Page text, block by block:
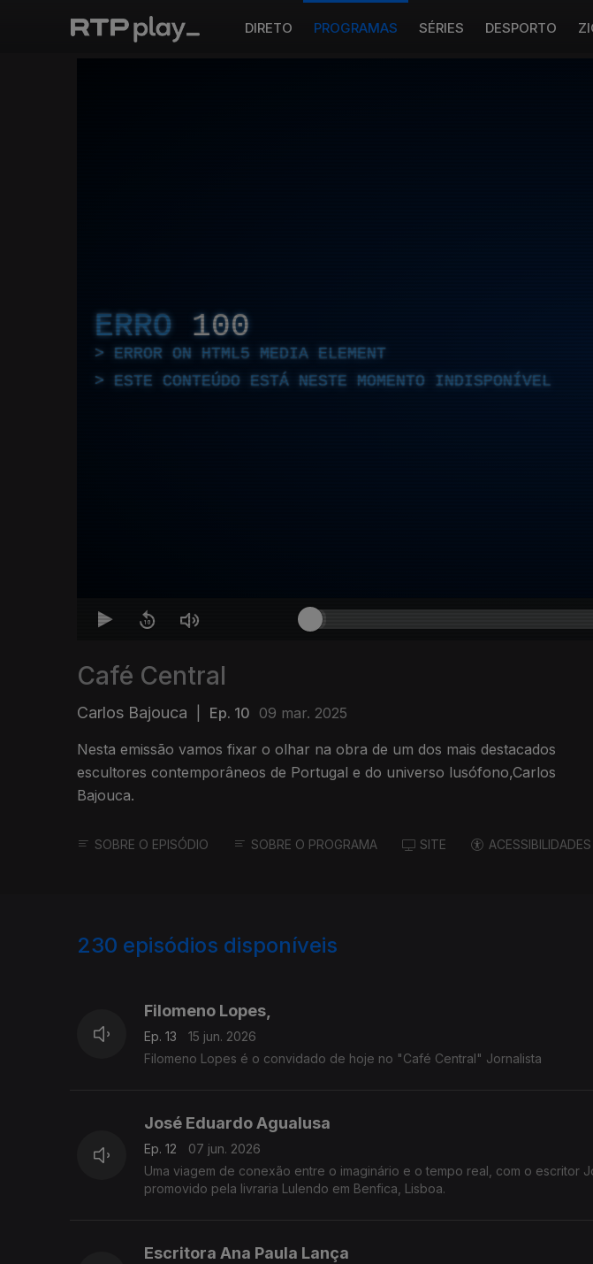
DIRETO PROGRAMAS SÉRIES DESPORTO
ERRO 100
ERROR ON HTML5 MEDIA ELEMENT
ESTE CONTEÚDO ESTÁ NESTE MOMENTO INDISPONÍVEL
Café Central
Carlos Bajouca Ep. 10 09 mar. 2025
Nesta emissão vamos fixar o olhar na obra de um dos mais destacados
escultores contemporâneos de Portugal e do universo lusófono,Carlos
Bajouca.
SOBRE O EPISÓDIO SOBRE O PROGRAMA SITE ACESSIBILIDADES
230 episódios disponíveis
Filomeno Lopes,
Ep. 13
15 jun. 2026
Filomeno Lopes é o convidado de hoje no "Café Central" Jornalista
José Eduardo Agualusa
Ep. 12
07 jun. 2026
Uma viagem de conexão entre o imaginário e o tempo real, com o escritor
promovido pela livraria Lulendo em Benfica, Lisboa.
Escritora Ana Paula Lança